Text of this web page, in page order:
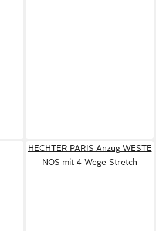
HECHTER PARIS Anzug WESTE
NOS mit 4-Wege-Stretch